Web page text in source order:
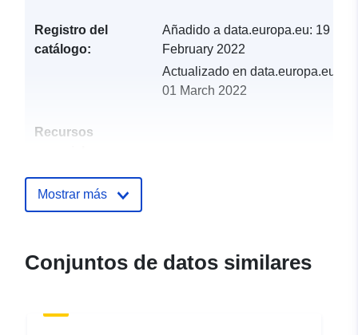
Registro del
catálogo:
Añadido a data.europa.eu: 19
February 2022
Actualizado en data.europa.eu:
01 March 2022
Recursos
Identificadores:
89db-4fe5-b8d6-
Mostrar más
Conjuntos de datos similares